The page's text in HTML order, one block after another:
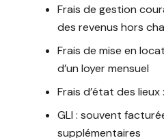
Frais de gestion
des revenus hors
Frais de mise en
d’un loyer mensuel
Frais d’état des
GLI : souvent
supplémentaires